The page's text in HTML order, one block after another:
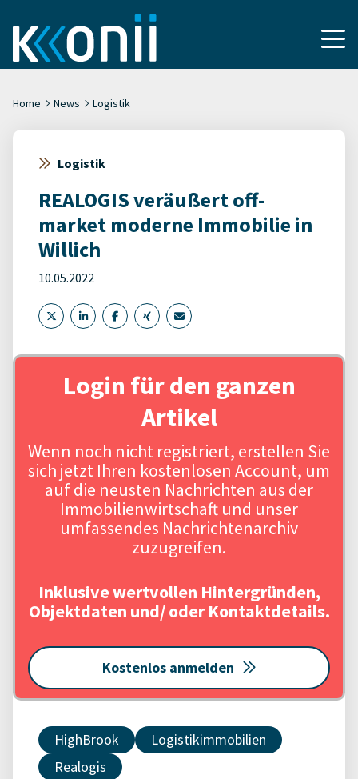
Home News Logistik
Logistik
REALOGIS veräußert off-
market moderne Immobilie in
Willich
10.05.2022
Login für den ganzen
Artikel
Wenn noch nicht registriert, erstellen Sie
sich jetzt Ihren kostenlosen Account, um
auf die neusten Nachrichten aus der
Immobilienwirtschaft und unser
umfassendes Nachrichtenarchiv
zuzugreifen.
Inklusive wertvollen Hintergründen,
Objektdaten und/ oder Kontaktdetails.
Kostenlos anmelden
HighBrook
Logistikimmobilien
Realogis